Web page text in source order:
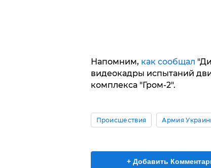
Напомним, как сообщал
видеокадры испытаний
комплекса "Гром-2".
Происшествия Армия
+ Добавить